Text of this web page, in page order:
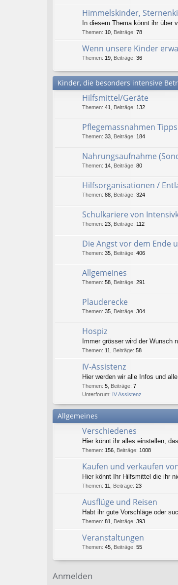
Himmelskinder,
In diesem Thema könnt ihr über
Themen: 10 Beiträge: 78
Wenn unsere Kinder
Themen: 19 Beiträge: 36
Kinder, die besonders intensive
Hilfsmittel/Geräte
Themen: 41 Beiträge: 132
Pflegemassnahmen
Themen: 33 Beiträge: 184
Nahrungsaufnahme
Themen: 14 Beiträge: 80
Hilfsorganisationen /
Themen: 88 Beiträge: 324
Schulkariere von
Themen: 23 Beiträge: 112
Die Angst vor dem Ende
Themen: 35 Beiträge: 406
Allgemeines
Themen: 58 Beiträge: 291
Plauderecke
Themen: 35 Beiträge: 304
Hospiz
Immer grösser wird der Wunsch
Themen: 11 Beiträge: 58
IV-Assistenz
Hier werden wir alle Infos und
Themen: 5 Beiträge: 7
Unterforum: IV Assistenz
Allgemeines
Verschiedenes
Hier könnt ihr alles einstellen,
Themen: 156 Beiträge: 1008
Kaufen und verkaufen
Hier könnt Ihr Hilfsmittel die ihr
Themen: 11 Beiträge: 23
Ausflüge und Reisen
Habt ihr gute Vorschläge oder
Themen: 81 Beiträge: 393
Veranstaltungen
Themen: 45 Beiträge: 55
Anmelden